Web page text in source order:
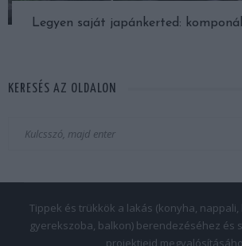
Legyen saját japánkerted:
KERESÉS AZ OLDALON
Tippek és trükkök a lakás (konyha,
gyerekszoba, balkon) berendezéséhez és
projektjeid